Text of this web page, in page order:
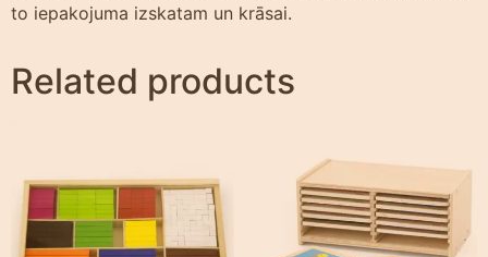
to iepakojuma izskatam un krāsai.
Related products